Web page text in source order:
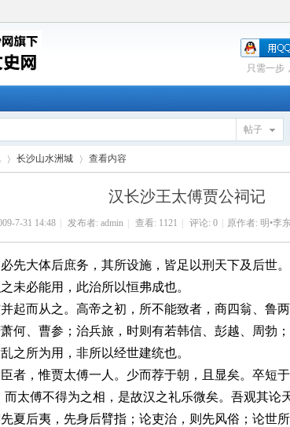
只需一步
帖子
›
长沙山水洲城
›
查看内容
汉长沙王太傅贾公祠记
7-31 14:48 发布者: admin 查看: 1121 评论: 0 原作者: 明•李
先大体后庶务，其所设施，皆足以刑天下及后世
未必能用，此治所以恒弗成也。
起而从之。高帝之初，所不能致者，商四翁、鲁
何、曹参；治兵旅，时则有若韩信、彭越、周勃
之所为用，非所以经世建统也。
者，惟贾太傅一人。少而荐于朝，且显矣。卒短
而太傅不得为之相，是故汉之礼乐微矣。吾观其论
夏后夷，先身后臂指；论吏治，则先风俗；论世